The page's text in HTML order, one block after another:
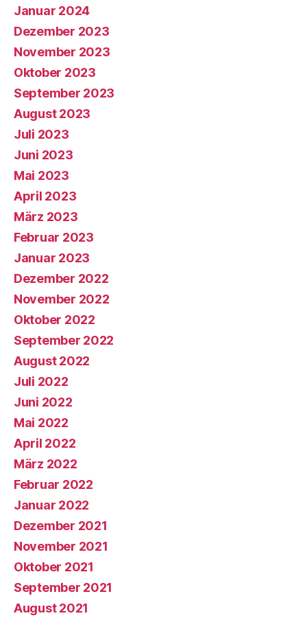
Januar 2024
Dezember 2023
November 2023
Oktober 2023
September 2023
August 2023
Juli 2023
Juni 2023
Mai 2023
April 2023
März 2023
Februar 2023
Januar 2023
Dezember 2022
November 2022
Oktober 2022
September 2022
August 2022
Juli 2022
Juni 2022
Mai 2022
April 2022
März 2022
Februar 2022
Januar 2022
Dezember 2021
November 2021
Oktober 2021
September 2021
August 2021